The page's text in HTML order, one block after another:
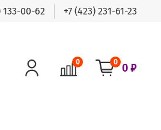
133-00-62 +7 (423) 231-61-23
0 0 0 ₽